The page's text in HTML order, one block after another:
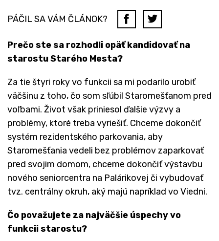
PÁČIL SA VÁM ČLÁNOK?
Prečo ste sa rozhodli opäť kandidovať na
starostu Starého Mesta?
Za tie štyri roky vo funkcii sa mi podarilo urobiť
väčšinu z toho, čo som sľúbil Staromešťanom pred
voľbami. Život však priniesol ďalšie výzvy a
problémy, ktoré treba vyriešiť. Chceme dokončiť
systém rezidentského parkovania, aby
Staromešťania vedeli bez problémov zaparkovať
pred svojim domom, chceme dokončiť výstavbu
nového seniorcentra na Palárikovej či vybudovať
tvz. centrálny okruh, aký majú napríklad vo Viedni.
Čo považujete za najväčšie úspechy vo
funkcii starostu?